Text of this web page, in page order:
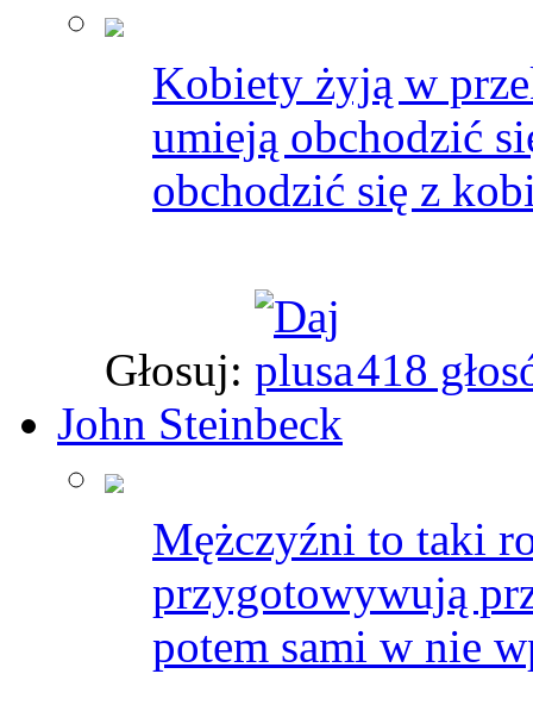
Kobiety żyją w
umieją obchodzić
obchodzić się z
Głosuj:
418
John Steinbeck
Mężczyźni to taki
przygotowywują
potem sami w nie